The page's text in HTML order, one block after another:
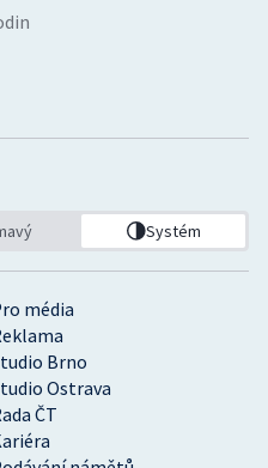
média
Brno
Ostrava
ČT
Systém